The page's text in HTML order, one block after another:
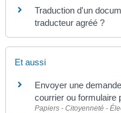
Traduction d'un
traducteur agréé ?
Et aussi
Envoyer une
courrier ou formulaire
Papiers - Citoyenneté -